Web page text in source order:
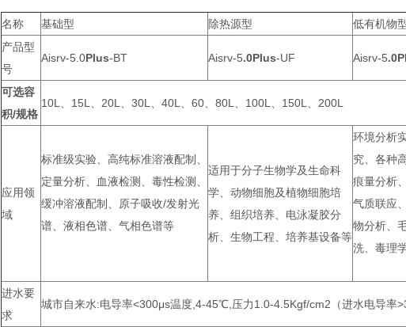
名称 基础型 除热源型
低有机物
产品型
号
Aisrv-5.0Plus-BT Aisrv-5.0Plus-UF Aisrv-5
可选容
积/规格
10L、15L、20L、30L、40L、60、80L、100L、150L、200L
应用领
域
标准级实验、高纯标准溶液配制、
定量分析、血液检测、毒性检测、
缓冲溶液配制、原子吸收/发射光
谱、液相色谱、气相色谱等
适用于分子生物学及生命科
学、动物细胞及植物细胞培
养、组织培养、电泳凝胶分
析、生物工程、培养基设备等
环境分析
究、各种
痕量分析
气质联应
物分析、
洗、毒理
进水要
求
城市自来水:电导率<300μs温度,4-45℃,压力1.0-4.5Kgf/cm2（进水电导率